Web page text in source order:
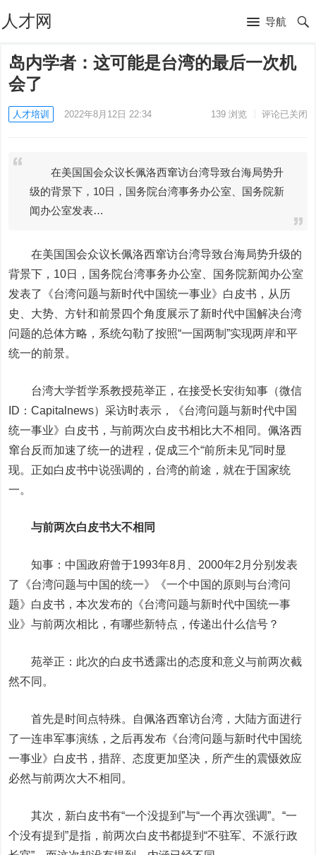
人才网 导航
岛内学者：这可能是台湾的最后一次机
会了
人才培训 2022年8月12日 22:34 139浏览 评论已关闭
在美国国会众议长佩洛西窜访台湾导致台海局势升
级的背景下，10日，国务院台湾事务办公室、国务院新
闻办公室发表…
在美国国会众议长佩洛西窜访台湾导致台海局势升级的
背景下，10日，国务院台湾事务办公室、国务院新闻办公室
发表了《台湾问题与新时代中国统一事业》白皮书，从历
史、大势、方针和前景四个角度展示了新时代中国解决台湾
问题的总体方略，系统勾勒了按照“一国两制”实现两岸和平
统一的前景。
台湾大学哲学系教授苑举正，在接受长安街知事（微信
ID：Capitalnews）采访时表示，《台湾问题与新时代中国
统一事业》白皮书，与前两次白皮书相比大不相同。佩洛西
窜台反而加速了统一的进程，促成三个“前所未见”同时显
现。正如白皮书中说强调的，台湾的前途，就在于国家统
一。
与前两次白皮书大不相同
知事：中国政府曾于1993年8月、2000年2月分别发表
了《台湾问题与中国的统一》《一个中国的原则与台湾问
题》白皮书，本次发布的《台湾问题与新时代中国统一事
业》与前两次相比，有哪些新特点，传递出什么信号？
苑举正：此次的白皮书透露出的态度和意义与前两次截
然不同。
首先是时间点特殊。自佩洛西窜访台湾，大陆方面进行
了一连串军事演练，之后再发布《台湾问题与新时代中国统
一事业》白皮书，措辞、态度更加坚决，所产生的震慑效应
必然与前两次大不相同。
其次，新白皮书有“一个没提到”与“一个再次强调”。“一
个没有提到”是指，前两次白皮书都提到“不驻军、不派行政